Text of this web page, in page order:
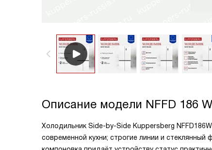
Описание модели NFFD 186
Холодильник Side-by-Side Kuppersberg
современной кухни; строгие линии и